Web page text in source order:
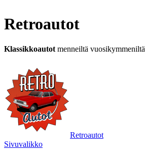
Retroautot
Klassikkoautot menneiltä vuosikymmeniltä
Retroautot
Sivuvalikko